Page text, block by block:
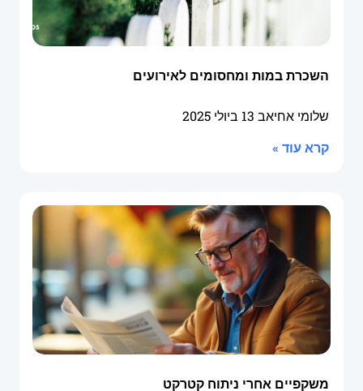
השכרת במות ומחסומים לאירועים
שלומי אחיאב 13 ביולי 2025
קרא עוד »
משקפיים אחרי ניתוח קטרקט